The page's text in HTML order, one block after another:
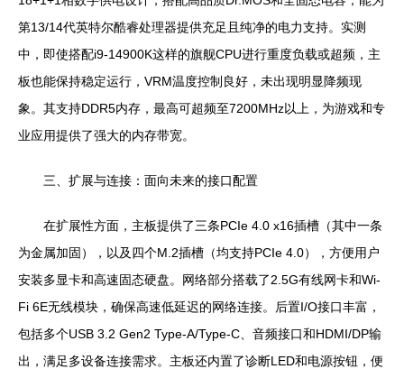
第13/14代英特尔酷睿处理器提供充足且纯净的电力支持。实测
中，即使搭配i9-14900K这样的旗舰CPU进行重度负载或超频，主
板也能保持稳定运行，VRM温度控制良好，未出现明显降频现
象。其支持DDR5内存，最高可超频至7200MHz以上，为游戏和专
业应用提供了强大的内存带宽。
三、扩展与连接：面向未来的接口配置
在扩展性方面，主板提供了三条PCIe 4.0 x16插槽（其中一条
为金属加固），以及四个M.2插槽（均支持PCIe 4.0），方便用户
安装多显卡和高速固态硬盘。网络部分搭载了2.5G有线网卡和Wi-
Fi 6E无线模块，确保高速低延迟的网络连接。后置I/O接口丰富，
包括多个USB 3.2 Gen2 Type-A/Type-C、音频接口和HDMI/DP输
出，满足多设备连接需求。主板还内置了诊断LED和电源按钮，便